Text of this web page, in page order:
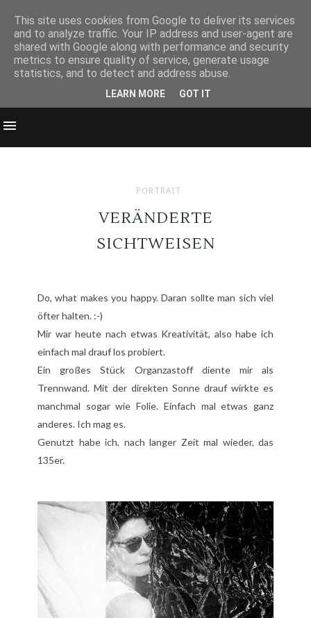
PORTRAIT
VERÄNDERTE
SICHTWEISEN
Do, what makes you happy. Daran sollte man sich viel
öfter halten. :-)
Mir war heute nach etwas Kreativität, also habe ich
einfach mal drauf los probiert.
Ein großes Stück Organzastoff diente mir als
Trennwand. Mit der direkten Sonne drauf wirkte es
manchmal sogar wie Folie. Einfach mal etwas ganz
anderes. Ich mag es.
Genutzt habe ich, nach langer Zeit mal wieder, das
135er.
This site uses cookies from Google to deliver its services
and to analyze traffic. Your IP address and user-agent are
shared with Google along with performance and security
metrics to ensure quality of service, generate usage
statistics, and to detect and address abuse.
LEARN MORE GOT IT